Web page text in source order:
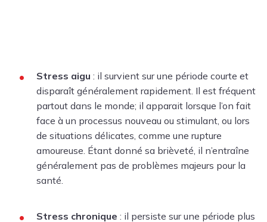
Stress aigu : il survient sur une période courte et
disparaît généralement rapidement. Il est fréquent
partout dans le monde; il apparait lorsque l’on fait
face à un processus nouveau ou stimulant, ou lors
de situations délicates, comme une rupture
amoureuse. Étant donné sa brièveté, il n’entraîne
généralement pas de problèmes majeurs pour la
santé.
Stress chronique : il persiste sur une période plus